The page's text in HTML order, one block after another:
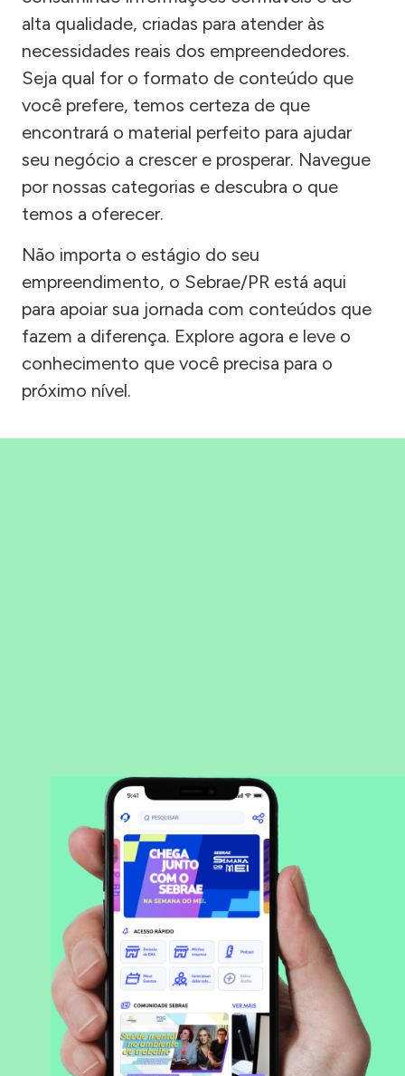
alta qualidade, criadas para atender às
necessidades reais dos empreendedores.
Seja qual for o formato de conteúdo que
você prefere, temos certeza de que
encontrará o material perfeito para ajudar
seu negócio a crescer e prosperar. Navegue
por nossas categorias e descubra o que
temos a oferecer.
Não importa o estágio do seu
empreendimento, o Sebrae/PR está aqui
para apoiar sua jornada com conteúdos que
fazem a diferença. Explore agora e leve o
conhecimento que você precisa para o
próximo nível.